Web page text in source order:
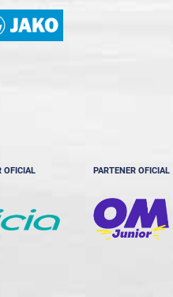
OFICIAL PARTENER OFICIAL